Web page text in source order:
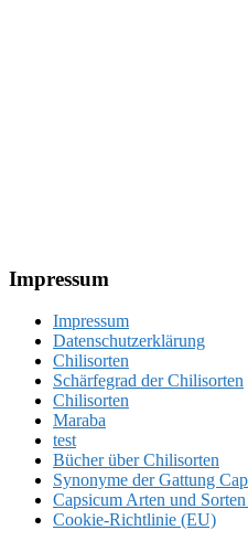
Footer
Impressum
Impressum
Datenschutzerklärung
Chilisorten
Schärfegrad der Chilisorten
Chilisorten
Maraba
test
Bücher über Chilisorten
Synonyme der Gattung
Capsicum Arten und
Cookie-Richtlinie (EU)